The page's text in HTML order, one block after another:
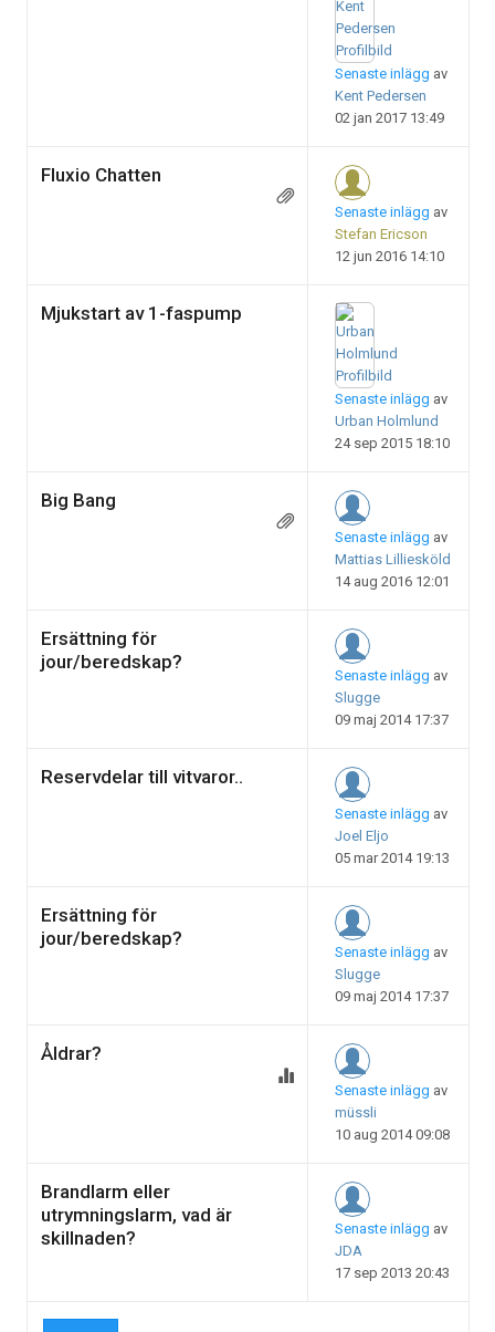
Senaste inlägg av
Kent Pedersen
02 jan 2017 13:49
Fluxio Chatten
Senaste inlägg av
Stefan Ericson
12 jun 2016 14:10
Mjukstart av 1-faspump
Senaste inlägg av
Urban Holmlund
24 sep 2015 18:10
Big Bang
Senaste inlägg av
Mattias Lilliesköld
14 aug 2016 12:01
Ersättning för
jour/beredskap?
Senaste inlägg av
Slugge
09 maj 2014 17:37
Reservdelar till vitvaror..
Senaste inlägg av
Joel Eljo
05 mar 2014 19:13
Ersättning för
jour/beredskap?
Senaste inlägg av
Slugge
09 maj 2014 17:37
Åldrar?
Senaste inlägg av
müssli
10 aug 2014 09:08
Brandlarm eller
utrymningslarm, vad är
skillnaden?
Senaste inlägg av
JDA
17 sep 2013 20:43